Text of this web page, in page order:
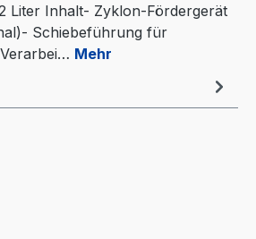
Liter Inhalt- Zyklon-Fördergerät
Schiebeführung für
Mehr